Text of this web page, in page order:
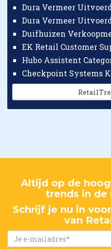
Dura Vermeer
Dura Vermeer
Duifhuizen
EK Retail Customer
Hubo Assistent
Altijd op de
trends in de
Schrijf je nu in
van